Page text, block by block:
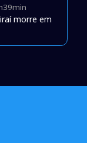
morre em